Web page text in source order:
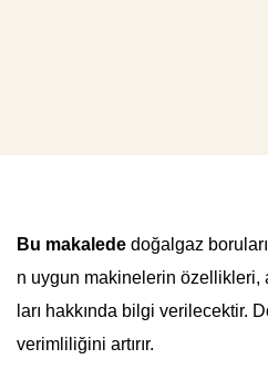
Bu makalede doğalgaz
n uygun makinelerin özellikleri,
ları hakkında bilgi verilecektir.
verimliliğini artırır.